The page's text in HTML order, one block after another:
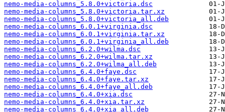
nemo-media-columns_5.8.0+victoria.dsc
nemo-media-columns_5.8.0+victoria.tar.xz
nemo-media-columns_5.8.0+victoria_all.deb
nemo-media-columns_6.0.1+virginia.dsc
nemo-media-columns_6.0.1+virginia.tar.xz
nemo-media-columns_6.0.1+virginia_all.deb
nemo-media-columns_6.2.0+wilma.dsc
nemo-media-columns_6.2.0+wilma.tar.xz
nemo-media-columns_6.2.0+wilma_all.deb
nemo-media-columns_6.4.0+faye.dsc
nemo-media-columns_6.4.0+faye.tar.xz
nemo-media-columns_6.4.0+faye_all.deb
nemo-media-columns_6.4.0+xia.dsc
nemo-media-columns_6.4.0+xia.tar.xz
nemo-media-columns_6.4.0+xia_all.deb